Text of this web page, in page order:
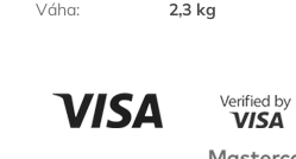
Váha: 2,3 kg